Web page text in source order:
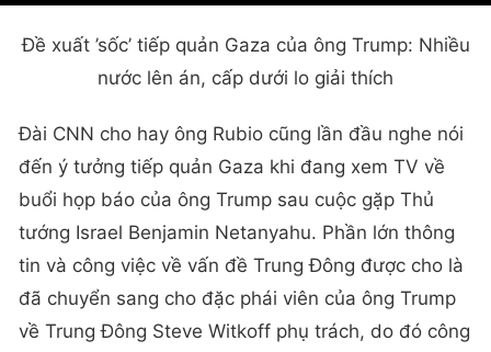
Đề xuất ’sốc’ tiếp quản Gaza của ông Trump: Nhiều
nước lên án, cấp dưới lo giải thích
Đài CNN cho hay ông Rubio cũng lần đầu nghe nói
đến ý tưởng tiếp quản Gaza khi đang xem TV về
buổi họp báo của ông Trump sau cuộc gặp Thủ
tướng Israel Benjamin Netanyahu. Phần lớn thông
tin và công việc về vấn đề Trung Đông được cho là
đã chuyển sang cho đặc phái viên của ông Trump
về Trung Đông Steve Witkoff phụ trách, do đó công